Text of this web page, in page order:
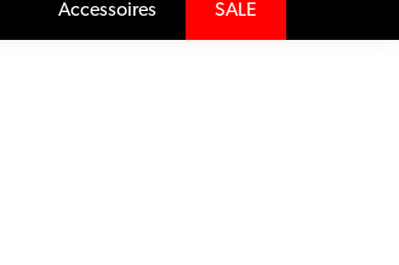
Accessoires SALE